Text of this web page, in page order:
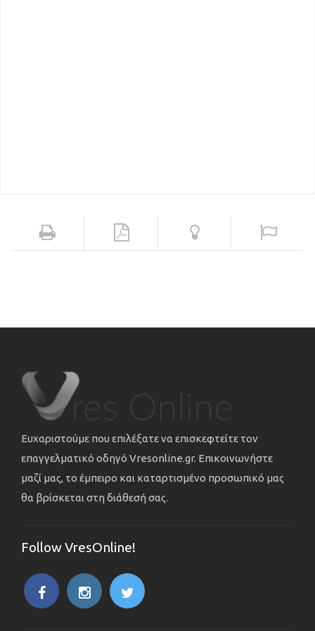
Ευχαριστούμε που επιλέξατε να επισκεφτείτε τον
επαγγελματικό οδηγό Vresonline.gr. Επικοινωνήστε
μαζί μας, το έμπειρο και καταρτισμένο προσωπικό μας
θα βρίσκεται στη διάθεσή σας.
Follow VresOnline!